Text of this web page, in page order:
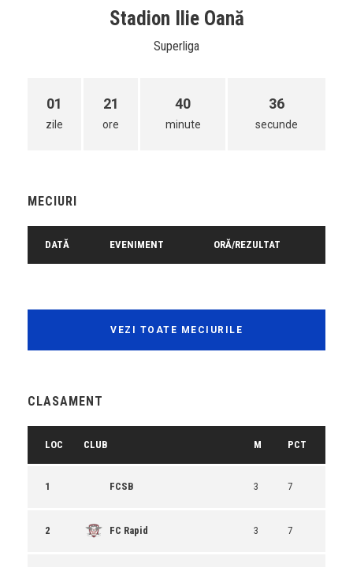
Stadion Ilie Oană
Superliga
01
zile
21
ore
40
minute
36
secunde
MECIURI
DATĂ EVENIMENT ORĂ/REZULTAT
VEZI TOATE MECIURILE
CLASAMENT
LOC CLUB M PCT
1 FCSB 3 7
2 FC Rapid 3 7